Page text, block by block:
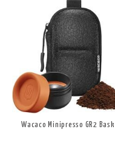
Wacaco Minipresso GR2